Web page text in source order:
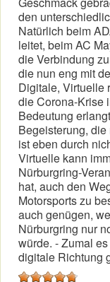
den
Natürlich beim
leitet, beim AC
die Verbindung
die nun eng mit
Digitale, Virtuelle
die Corona-Krise
Bedeutung
Begeisterung,
ist eben durch
Virtuelle kann
Nürburgring-
hat, auch den
Motorsports zu
auch genügen,
Nürburgring nur
würde. - Zumal
digitale Richtung